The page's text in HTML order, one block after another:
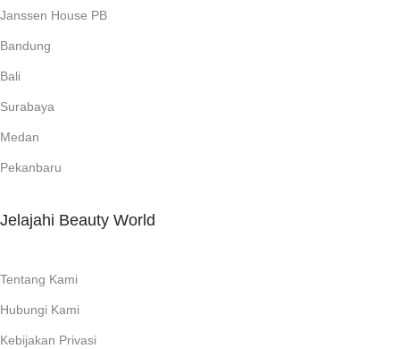
Janssen House PB
Bandung
Bali
Surabaya
Medan
Pekanbaru
Jelajahi Beauty World
Tentang Kami
Hubungi Kami
Kebijakan Privasi